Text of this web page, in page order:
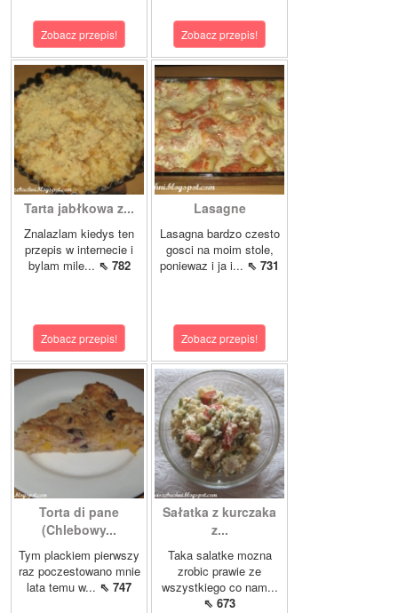
Zobacz przepis! Zobacz przepis!
Tarta jabłkowa z...
Znalazlam kiedys ten
przepis w internecie i
bylam mile... ⇖ 782
Zobacz przepis!
Lasagne
Lasagna bardzo czesto
gosci na moim stole,
poniewaz i ja i... ⇖ 731
Zobacz przepis!
Torta di pane
(Chlebowy...
Tym plackiem pierwszy
raz poczestowano mnie
lata temu w... ⇖ 747
Sałatka z kurczaka
z...
Taka salatke mozna
zrobic prawie ze
wszystkiego co nam...
⇖ 673